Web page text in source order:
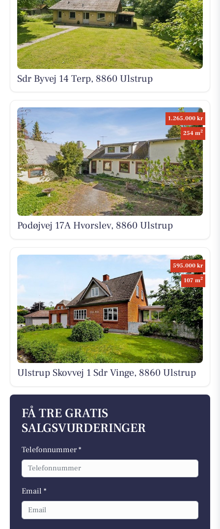
Sdr Byvej 14 Terp, 8860 Ulstrup
1.265.000 kr
254 m2
Podøjvej 17A Hvorslev, 8860 Ulstrup
595.000 kr
107 m2
Ulstrup Skovvej 1 Sdr Vinge, 8860 Ulstrup
FÅ TRE GRATIS
SALGSVURDERINGER
Telefonnummer *
Email *